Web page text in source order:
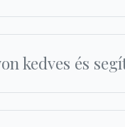
kedves és